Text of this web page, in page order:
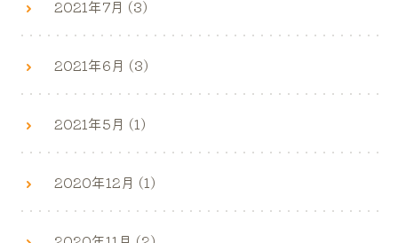
2021年7月 (3)
2021年6月 (3)
2021年5月 (1)
2020年12月 (1)